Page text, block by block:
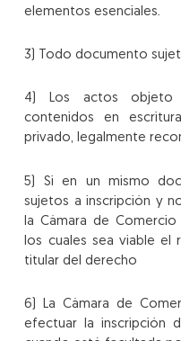
elementos esenciales.
3) Todo documento
4) Los actos objeto
contenidos en
privado, legalmente
5) Si en un mismo
sujetos a inscripción y
la Cámara de
los cuales sea viable el
titular del derecho
6) La Cámara de
efectuar la inscripción